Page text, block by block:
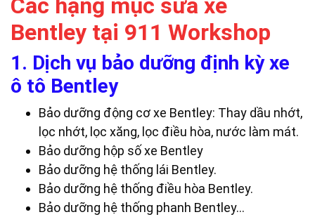
Các hạng mục sửa xe
Bentley tại 911 Workshop
1. Dịch vụ bảo dưỡng định kỳ xe
ô tô Bentley
Bảo dưỡng động cơ xe Bentley: Thay dầu nhớt,
lọc nhớt, lọc xăng, lọc điều hòa, nước làm mát.
Bảo dưỡng hộp số xe Bentley
Bảo dưỡng hệ thống lái Bentley.
Bảo dưỡng hệ thống điều hòa Bentley.
Bảo dưỡng hệ thống phanh Bentley…